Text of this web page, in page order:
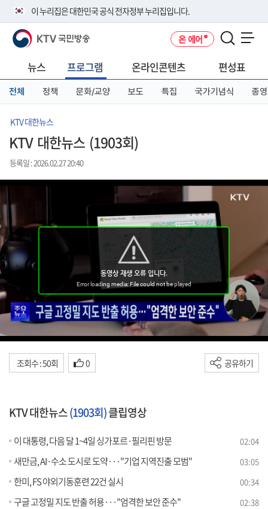
이 누리집은 대한민국 공식 전자정부 누리집입니다.
공식 누리집 주소 확인하기
니다.
이밖에 or.kr 또는 .kr등 다른 도메인 주소를 사용하고 있다면 아래 URL에
서 도메인 주소를 확인해 보세요
KTV 국민방송 온 에어
뉴스 프로그램 온라인콘텐츠 편성표
전체 정책 문화/교양 보도 특집 국가기념식 종영
KTV 대한뉴스
KTV 대한뉴스 (1903회)
등록일 : 2026.02.27 20:40
조회수 : 50회 0 공유하기
KTV 대한뉴스(1903회)클립영상
이 대통령, 다음 달 1~4일 싱가포르·필리핀 방문 02:04
새만금, AI·수소 도시로 도약···"기업 지역진출 모범" 03:05
한미, FS 야외기동훈련 22건 실시 00:34
구글 고정밀 지도 반출 허용···"엄격한 보안 준수" 02:38